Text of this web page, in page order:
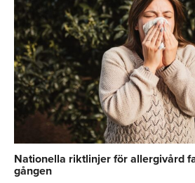
Nationella riktlinjer för allergivård
gången